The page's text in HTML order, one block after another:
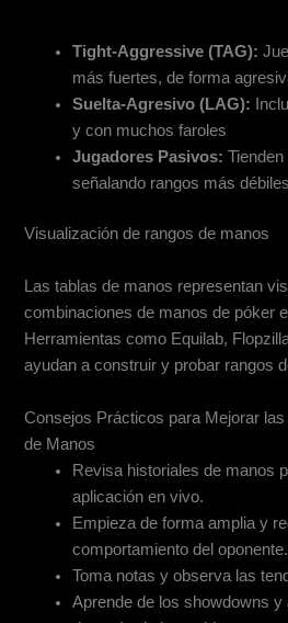
Tight-Aggressive (TAG):
más fuertes, de forma
Suelta-Agresivo (LAG):
y con muchos faroles
Jugadores Pasivos:
señalando rangos más débiles
Visualización de rangos de manos
Las tablas de manos representan
combinaciones de manos de póker
Herramientas como Equilab,
ayudan a construir y probar rangos
Consejos Prácticos para Mejorar
de Manos
Revisa historiales de manos
aplicación en vivo.
Empieza de forma amplia y
comportamiento del oponente.
Toma notas y observa las
Aprende de los showdowns y